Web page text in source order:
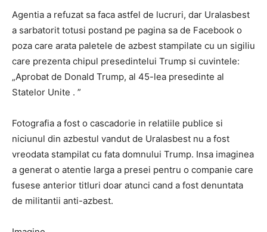
Agentia a refuzat sa faca astfel de lucruri, dar Uralasbest
a sarbatorit totusi postand pe pagina sa de Facebook o
poza care arata paletele de azbest stampilate cu un sigiliu
care prezenta chipul presedintelui Trump si cuvintele:
„Aprobat de Donald Trump, al 45-lea presedinte al
Statelor Unite . ”
Fotografia a fost o cascadorie in relatiile publice si
niciunul din azbestul vandut de Uralasbest nu a fost
vreodata stampilat cu fata domnului Trump. Insa imaginea
a generat o atentie larga a presei pentru o companie care
fusese anterior titluri doar atunci cand a fost denuntata
de militantii anti-azbest.